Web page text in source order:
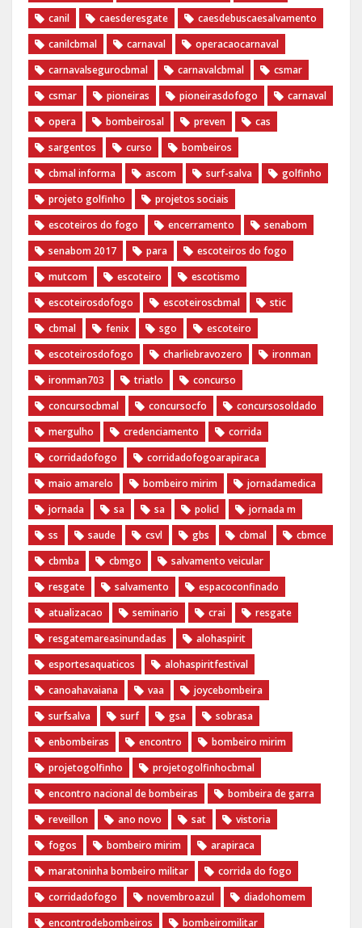
canil
caesderesgate
caesdebuscaesalvamento
canilcbmal
carnaval
operacaocarnaval
carnavalsegurocbmal
carnavalcbmal
csmar
csmar
pioneiras pioneirasdofogo
carnaval
opera
bombeirosal preven
cas
sargentos
curso
bombeiros
cbmal informa
ascom surf-salva
golfinho
projeto golfinho
projetos sociais
escoteiros do fogo
encerramento
senabom
senabom 2017
para
escoteiros do fogo
mutcom
escoteiro
escotismo
escoteirosdofogo
escoteiroscbmal
stic
cbmal
fenix sgo
escoteiro
escoteirosdofogo
charliebravozero
ironman
ironman703
triatlo
concurso
concursocbmal
concursocfo
concursosoldado
mergulho
credenciamento
corrida
corridadofogo
corridadofogoarapiraca
maio amarelo
bombeiro mirim
jornadamedica
jornada
sa sa policl
jornada m
ss
saude csvl gbs cbmal
cbmce
cbmba
cbmgo
salvamento veicular
resgate
salvamento
espacoconfinado
atualizacao
seminario crai
resgate
resgatemareasinundadas
alohaspirit
esportesaquaticos
alohaspiritfestival
canoahavaiana
vaa
joycebombeira
surfsalva
surf gsa
sobrasa
enbombeiras
encontro
bombeiro mirim
projetogolfinho
projetogolfinhocbmal
encontro nacional de bombeiras
bombeira de garra
reveillon
ano novo sat
vistoria
fogos
bombeiro mirim
arapiraca
maratoninha bombeiro militar
corrida do fogo
corridadofogo
novembroazul
diadohomem
encontrodebombeiros
bombeiromilitar